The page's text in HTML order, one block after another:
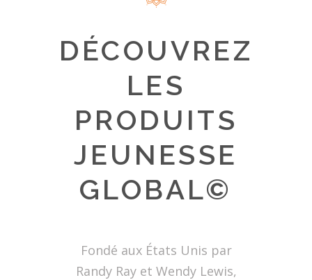
DÉCOUVREZ
LES
PRODUITS
JEUNESSE
GLOBAL©
Fondé aux États Unis par
Randy Ray et Wendy Lewis,